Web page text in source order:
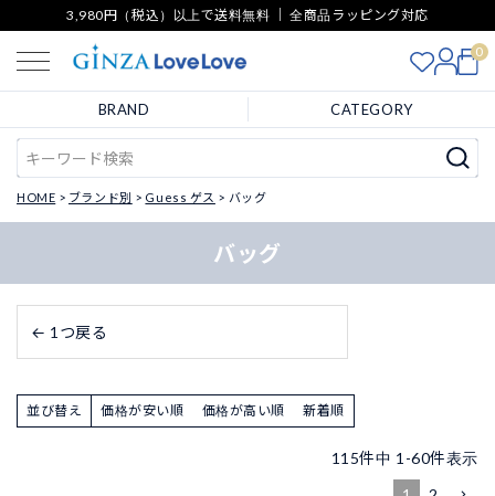
3,980円（税込）以上で送料無料 ｜ 全商品ラッピング対応
0
BRAND CATEGORY
HOME ブランド別 Guess ゲス バッグ
バッグ
← 1つ戻る
並び替え 価格が安い順 価格が高い順 新着順
115件中 1 -60件表示